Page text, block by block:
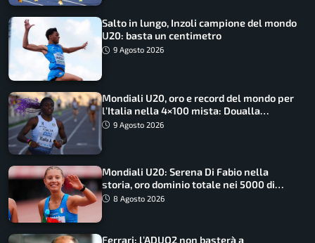
Salto in lungo, Inzoli campione del mondo
U20: basta un centimetro
9 Agosto 2026
Mondiali U20, oro e record del mondo per
l’Italia nella 4×100 mista: Doualla
straordinaria
9 Agosto 2026
Mondiali U20: Serena Di Fabio nella
storia, oro dominio totale nei 5000 di
marcia
8 Agosto 2026
Ferrari: l’ADUO2 non basterà a